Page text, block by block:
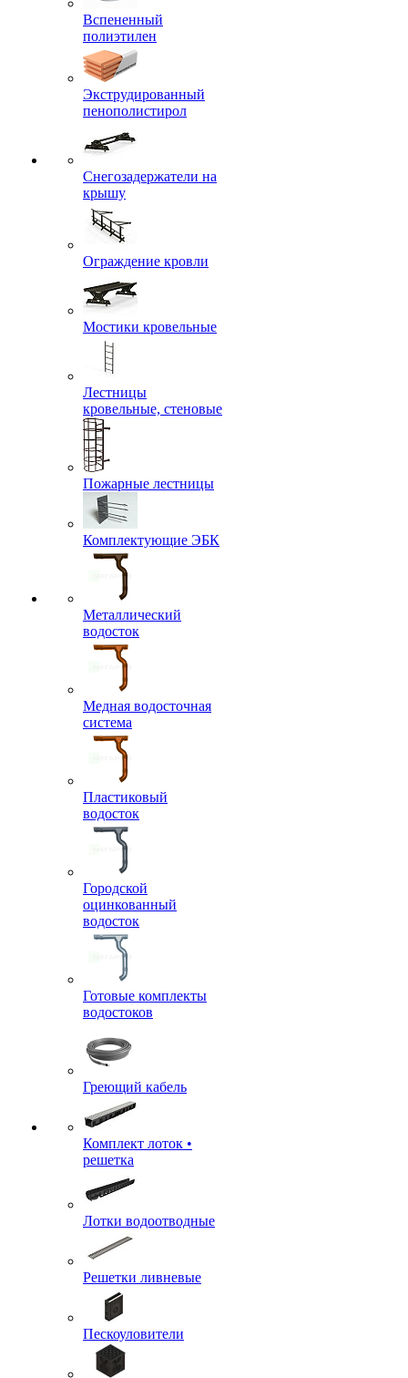
Вспененный
полиэтилен
Экструдированный
пенополистирол
Снегозадержатели на
крышу
Ограждение кровли
Мостики кровельные
Лестницы
кровельные, стеновые
Пожарные лестницы
Комплектующие ЭБК
Металлический
водосток
Медная водосточная
система
Пластиковый
водосток
Городской
оцинкованный
водосток
Готовые комплекты
водостоков
Греющий кабель
Комплект лоток •
решетка
Лотки водоотводные
Решетки ливневые
Пескоуловители